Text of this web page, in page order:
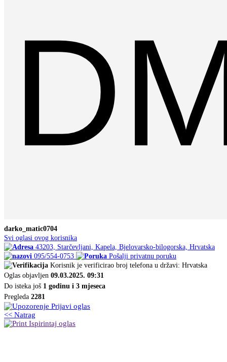
darko_matic0704
Svi oglasi ovog korisnika
43203, Starčevljani, Kapela, Bjelovarsko-bilogorska, Hrvatska
095/554-0753
Pošalji privatnu poruku
Korisnik je verificirao broj telefona u državi: Hrvatska
Oglas objavljen 09.03.2025. 09:31
Do isteka još 1 godinu i 3 mjeseca
Pregleda 2281
Prijavi oglas
<< Natrag
Ispirintaj oglas